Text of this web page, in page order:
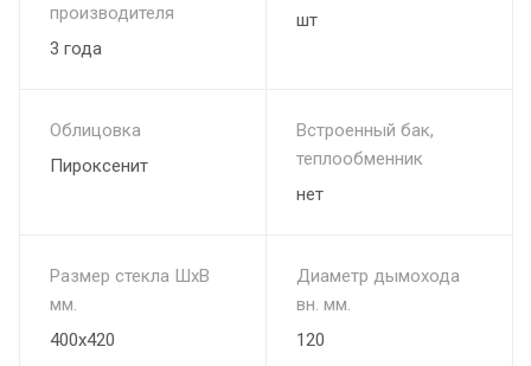
производителя
3 года
шт
Облицовка
Пироксенит
Встроенный бак,
теплообменник
нет
Размер стекла ШхВ
мм.
400х420
Диаметр дымохода
вн. мм.
120